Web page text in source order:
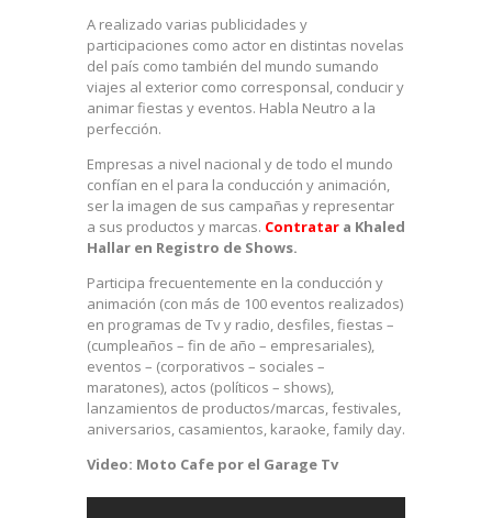
A realizado varias publicidades y
participaciones como actor en distintas novelas
del país como también del mundo sumando
viajes al exterior como corresponsal, conducir y
animar fiestas y eventos. Habla Neutro a la
perfección.
Empresas a nivel nacional y de todo el mundo
confían en el para la conducción y animación,
ser la imagen de sus campañas y representar
a sus productos y marcas. Contratar a Khaled
Hallar en Registro de Shows.
Participa frecuentemente en la conducción y
animación (con más de 100 eventos realizados)
en programas de Tv y radio, desfiles, fiestas –
(cumpleaños – fin de año – empresariales),
eventos – (corporativos – sociales –
maratones), actos (políticos – shows),
lanzamientos de productos/marcas, festivales,
aniversarios, casamientos, karaoke, family day.
Video: Moto Cafe por el Garage Tv